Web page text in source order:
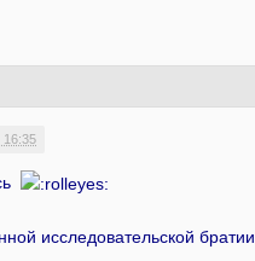
16:35
исследовательской